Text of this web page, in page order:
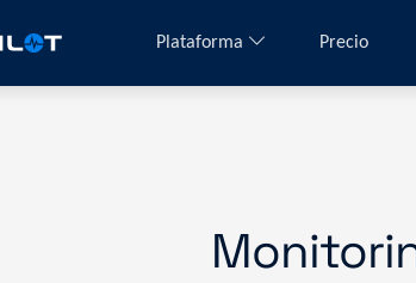
Plataforma Precio